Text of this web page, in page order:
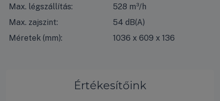
Max. légszállítás:
528 m³/h
Max. zajszint:
54 dB(A)
Méretek (mm):
1036 x 609 x 136
Értékesítőink